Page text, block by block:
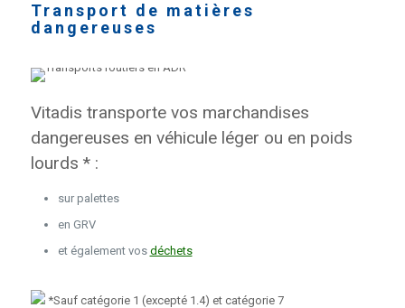
Transport de matières
dangereuses
Vitadis transporte vos marchandises
dangereuses en véhicule léger ou en poids
lourds * :
sur palettes
en GRV
et également vos déchets
*Sauf catégorie 1 (excepté 1.4) et catégorie 7